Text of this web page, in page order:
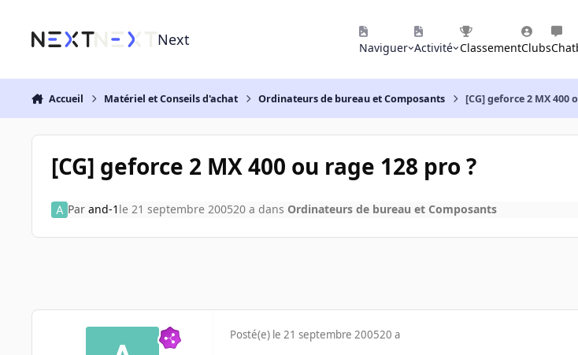
Next Naviguer Activité ClassementClubs
Accueil Matériel et Conseils d'achat Ordinateurs de bureau et Composants [CG] geforce 2 MX 400
[CG] geforce 2 MX 400 ou rage 128 pro ?
Par and-1 le 21 septembre 200520 a dans Ordinateurs de bureau et Composants
Posté(e) le 21 septembre 200520 a